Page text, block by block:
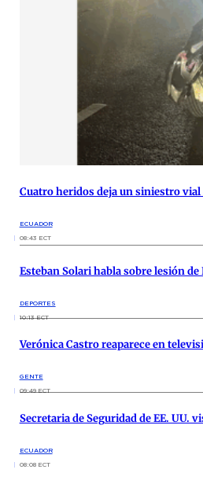
Cuatro heridos deja un siniestro vial
ECUADOR
08:43 ECT
Esteban Solari habla sobre lesión de
DEPORTES
10:13 ECT
Verónica Castro reaparece en
GENTE
09:49 ECT
Secretaria de Seguridad de EE. UU.
ECUADOR
08:08 ECT